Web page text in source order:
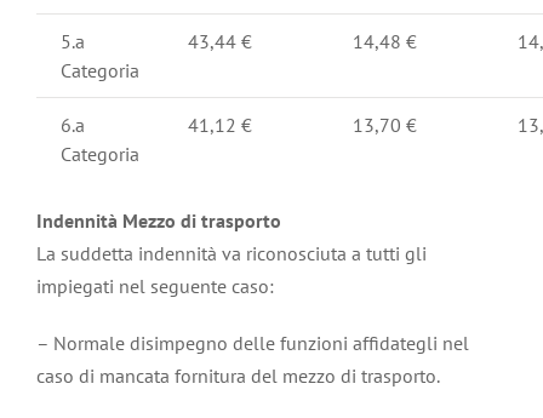
5.a
Categoria
43,44 € 14,48 €
6.a
Categoria
41,12 € 13,70 €
Indennità Mezzo di trasporto
La suddetta indennità va riconosciuta a tutti gli
impiegati nel seguente caso:
– Normale disimpegno delle funzioni affidategli nel
caso di mancata fornitura del mezzo di trasporto.